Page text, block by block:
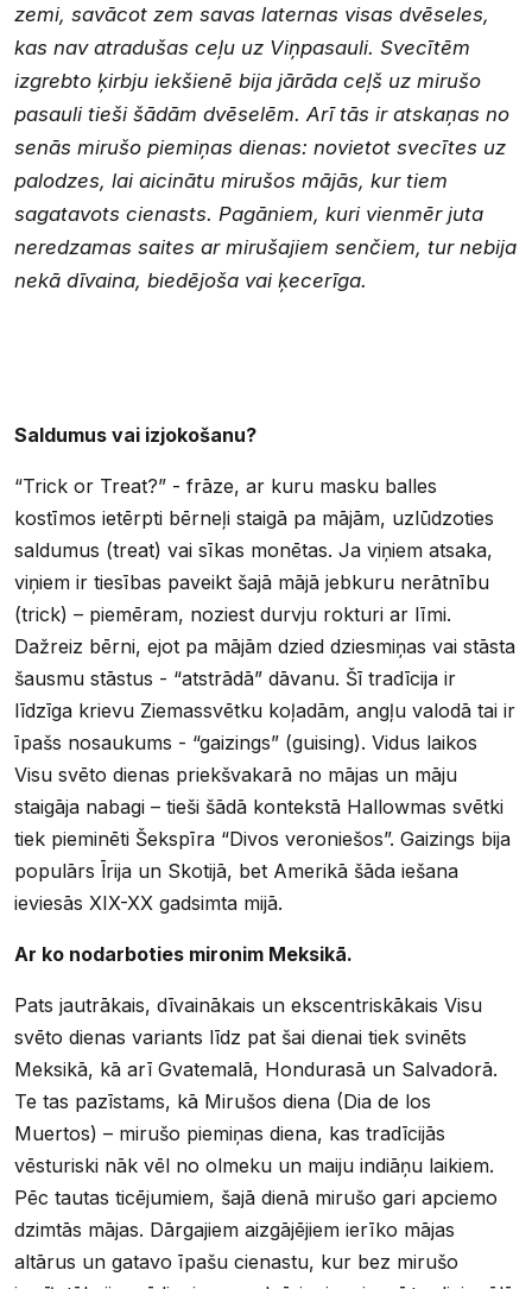
zemi, savācot zem savas laternas visas dvēseles,
kas nav atradušas ceļu uz Viņpasauli. Svecītēm
izgrebto ķirbju iekšienē bija jārāda ceļš uz mirušo
pasauli tieši šādām dvēselēm. Arī tās ir atskaņas no
senās mirušo piemiņas dienas: novietot svecītes uz
palodzes, lai aicinātu mirušos mājās, kur tiem
sagatavots cienasts. Pagāniem, kuri vienmēr juta
neredzamas saites ar mirušajiem senčiem, tur nebija
nekā dīvaina, biedējoša vai ķecerīga.
Saldumus vai izjokošanu?
“Trick or Treat?” - frāze, ar kuru masku balles
kostīmos ietērpti bērneļi staigā pa mājām, uzlūdzoties
saldumus (treat) vai sīkas monētas. Ja viņiem atsaka,
viņiem ir tiesības paveikt šajā mājā jebkuru nerātnību
(trick) – piemēram, noziest durvju rokturi ar līmi.
Dažreiz bērni, ejot pa mājām dzied dziesmiņas vai stāsta
šausmu stāstus - “atstrādā” dāvanu. Šī tradīcija ir
līdzīga krievu Ziemassvētku koļadām, angļu valodā tai ir
īpašs nosaukums - “gaizings” (guising). Vidus laikos
Visu svēto dienas priekšvakarā no mājas un māju
staigāja nabagi – tieši šādā kontekstā Hallowmas svētki
tiek pieminēti Šekspīra “Divos veroniešos”. Gaizings bija
populārs Īrija un Skotijā, bet Amerikā šāda iešana
ieviesās XIX-XX gadsimta mijā.
Ar ko nodarboties mironim Meksikā.
Pats jautrākais, dīvainākais un ekscentriskākais Visu
svēto dienas variants līdz pat šai dienai tiek svinēts
Meksikā, kā arī Gvatemalā, Hondurasā un Salvadorā.
Te tas pazīstams, kā Mirušos diena (Dia de los
Muertos) – mirušo piemiņas diena, kas tradīcijās
vēsturiski nāk vēl no olmeku un maiju indiāņu laikiem.
Pēc tautas ticējumiem, šajā dienā mirušo gari apciemo
dzimtās mājas. Dārgajiem aizgājējiem ierīko mājas
altārus un gatavo īpašu cienastu, kur bez mirušo